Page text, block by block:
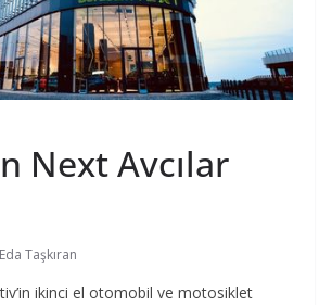
Next Avcılar
Eda Taşkıran
ikinci el otomobil ve motosiklet